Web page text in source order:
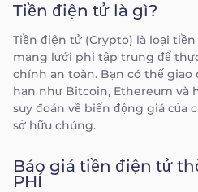
Tiền điện tử là gì?
Tiền điện tử (Crypto) là loại
mạng lưới phi tập trung để
chính an toàn. Bạn có thể
hạn như Bitcoin, Ethereum và
suy đoán về biến động giá của
sở hữu chúng.
Báo giá tiền điện tử
PHÍ